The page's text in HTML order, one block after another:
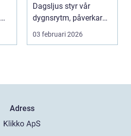
Dagsljus styr vår
dygnsrytm, påverkar
humör, sömn och ene...
03 februari 2026
Adress